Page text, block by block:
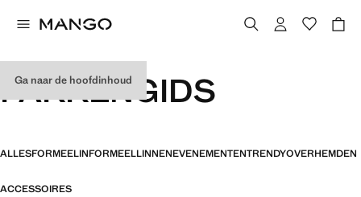
Ga naar de hoofdinhoud
PAKKENGIDS
ALLESFORMEELINFORMEELLINNENEVENEMENTENTRENDYOVERHEMDEN
ACCESSOIRES